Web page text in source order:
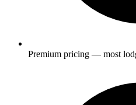
Premium pricing — most